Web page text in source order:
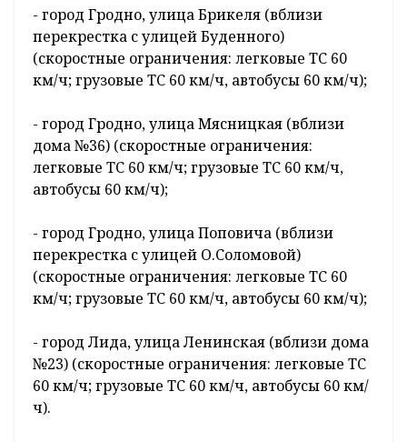
- город Гродно, улица Брикеля (вблизи
перекрестка с улицей Буденного)
(скоростные ограничения: легковые ТС 60
км/ч; грузовые ТС 60 км/ч, автобусы 60 км/ч);
- город Гродно, улица Мясницкая (вблизи
дома №36) (скоростные ограничения:
легковые ТС 60 км/ч; грузовые ТС 60 км/ч,
автобусы 60 км/ч);
- город Гродно, улица Поповича (вблизи
перекрестка с улицей О.Соломовой)
(скоростные ограничения: легковые ТС 60
км/ч; грузовые ТС 60 км/ч, автобусы 60 км/ч);
- город Лида, улица Ленинская (вблизи дома
№23) (скоростные ограничения: легковые ТС
60 км/ч; грузовые ТС 60 км/ч, автобусы 60 км/
ч).